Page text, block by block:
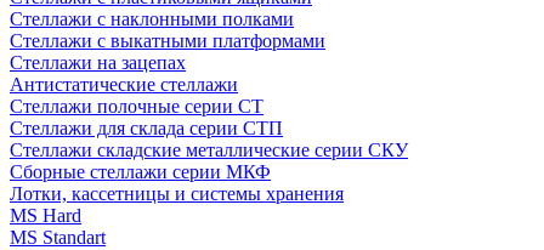
Стеллажи с наклонными полками
Стеллажи с выкатными платформами
Стеллажи на зацепах
Антистатические стеллажи
Стеллажи полочные серии СТ
Стеллажи для склада серии СТП
Стеллажи складские металлические серии СКУ
Сборные стеллажи серии МКФ
Лотки, кассетницы и системы хранения
MS Hard
MS Standart